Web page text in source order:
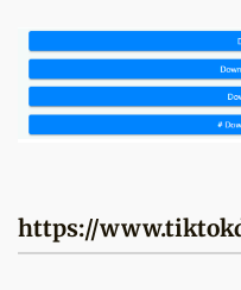
https://